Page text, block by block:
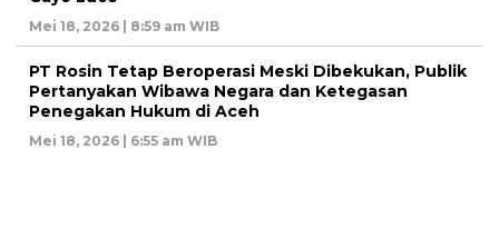
Mei 18, 2026 | 8:59 am WIB
PT Rosin Tetap Beroperasi Meski Dibekukan, Publik
Pertanyakan Wibawa Negara dan Ketegasan
Penegakan Hukum di Aceh
Mei 18, 2026 | 6:55 am WIB